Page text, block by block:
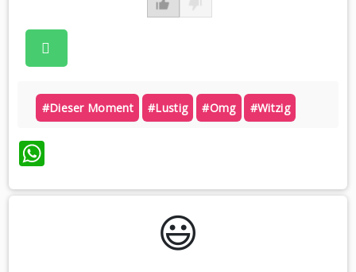
#dieser Moment #lustig #omg #witzig
WhatsApp
😃️